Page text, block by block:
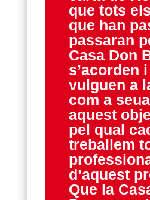
que tots
que han
passaran
Casa Don
s’acorden i
vulguen a
com a
aquest
pel qual
treballem
d’aquest
Que la